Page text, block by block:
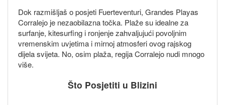
Dok razmišljaš o posjeti Fuerteventuri, Grandes Playas
Corralejo je nezaobilazna točka. Plaže su idealne za
surfanje, kitesurfing i ronjenje zahvaljujući povoljnim
vremenskim uvjetima i mirnoj atmosferi ovog rajskog
dijela svijeta. No, osim plaža, regija Corralejo nudi mnogo
više.
Što Posjetiti u Blizini